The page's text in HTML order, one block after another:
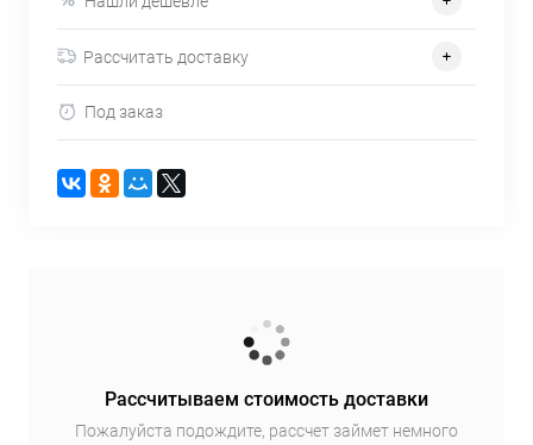
Рассчитать доставку
Под заказ
Рассчитываем стоимость доставки
Пожалуйста подождите, рассчет займет немного